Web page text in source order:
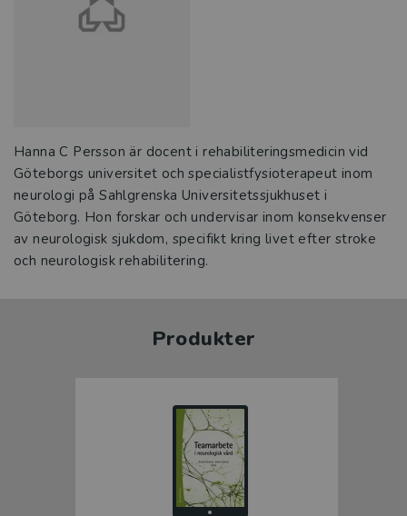
Hanna C Persson är docent i rehabiliteringsmedicin vid
Göteborgs universitet och specialistfysioterapeut inom
neurologi på Sahlgrenska Universitetssjukhuset i
Göteborg. Hon forskar och undervisar inom konsekvenser
av neurologisk sjukdom, specifikt kring livet efter stroke
och neurologisk rehabilitering.
Produkter